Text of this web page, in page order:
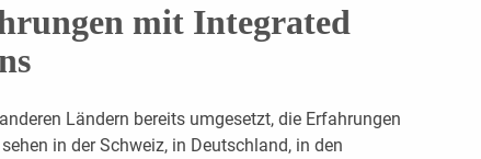
mit Integrated
Ländern bereits umgesetzt, die Erfahrungen
in der Schweiz, in Deutschland, in den